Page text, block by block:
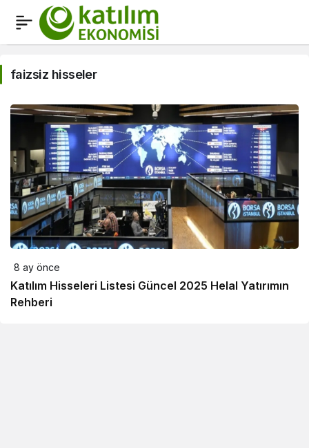
faizsiz
hisseler
Haberleri
faizsiz hisseler
8 ay önce
Katılım Hisseleri Listesi Güncel 2025 Helal Yatırımın
Rehberi